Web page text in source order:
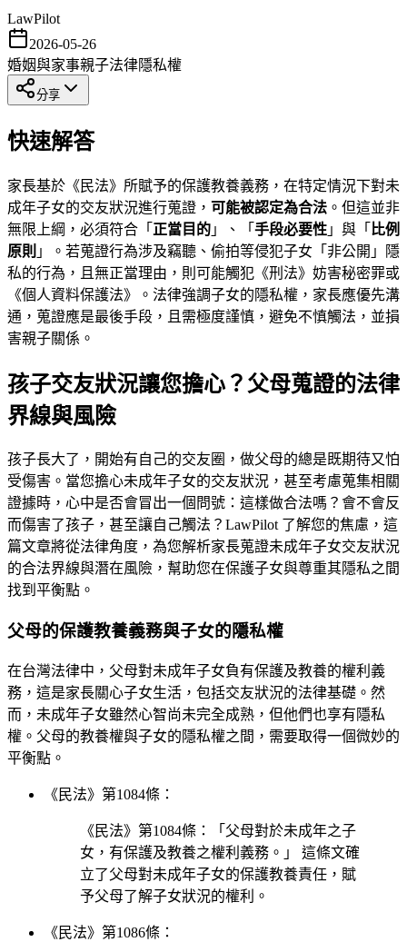
LawPilot
2026-05-26
婚姻與家事親子法律隱私權
分享
快速解答
家長基於《民法》所賦予的保護教養義務，在特定情況下對未
成年子女的交友狀況進行蒐證， 可能被認定為合法 。但這並非
無限上綱，必須符合「 正當目的 」、「 手段必要性 」與「 比例
原則 」。若蒐證行為涉及竊聽、偷拍等侵犯子女「非公開」隱
私的行為，且無正當理由，則可能觸犯《刑法》妨害秘密罪或
《個人資料保護法》。法律強調子女的隱私權，家長應優先溝
通，蒐證應是最後手段，且需極度謹慎，避免不慎觸法，並損
害親子關係。
孩子交友狀況讓您擔心？父母蒐證的法律
界線與風險
孩子長大了，開始有自己的交友圈，做父母的總是既期待又怕
受傷害。當您擔心未成年子女的交友狀況，甚至考慮蒐集相關
證據時，心中是否會冒出一個問號：這樣做合法嗎？會不會反
而傷害了孩子，甚至讓自己觸法？LawPilot 了解您的焦慮，這
篇文章將從法律角度，為您解析家長蒐證未成年子女交友狀況
的合法界線與潛在風險，幫助您在保護子女與尊重其隱私之間
找到平衡點。
父母的保護教養義務與子女的隱私權
在台灣法律中，父母對未成年子女負有保護及教養的權利義
務，這是家長關心子女生活，包括交友狀況的法律基礎。然
而，未成年子女雖然心智尚未完全成熟，但他們也享有隱私
權。父母的教養權與子女的隱私權之間，需要取得一個微妙的
平衡點。
《民法》第1084條：
《民法》第1084條：「父母對於未成年之子
女，有保護及教養之權利義務。」 這條文確
立了父母對未成年子女的保護教養責任，賦
予父母了解子女狀況的權利。
《民法》第1086條：